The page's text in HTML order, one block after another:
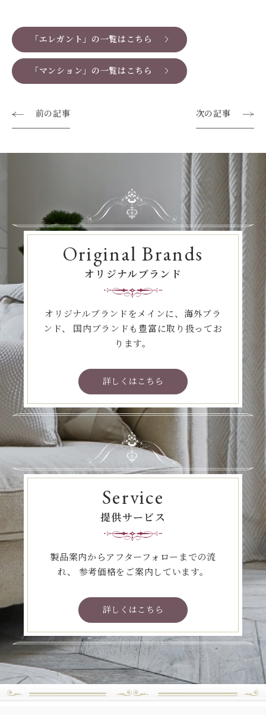
「エレガント」の一覧はこちら
「マンション」の一覧はこちら
前の記事 次の記事
Original Brands
オリジナルブランド
オリジナルブランドをメインに、海外ブラ
ンド、
国内ブランドも豊富に取り扱ってお
ります。
詳しくはこちら
Service
提供サービス
製品案内からアフターフォローまでの流
れ、
参考価格をご案内しています。
詳しくはこちら